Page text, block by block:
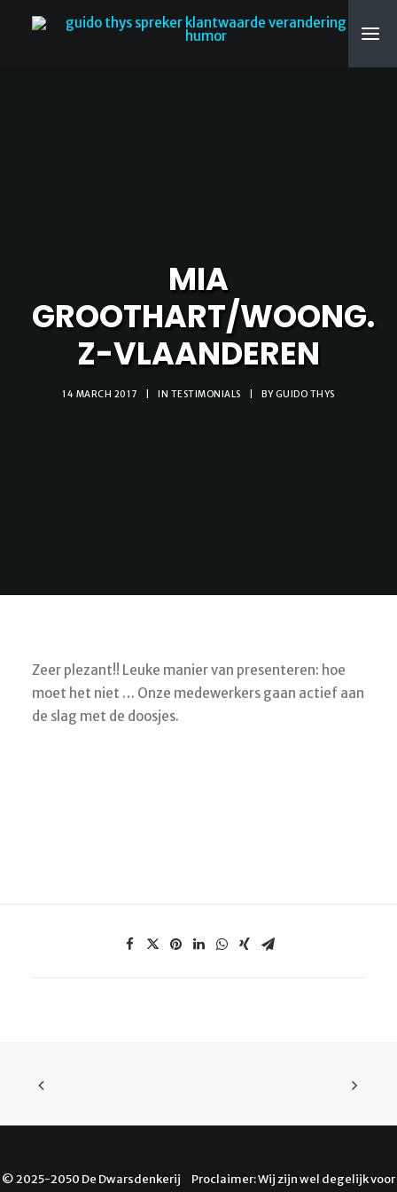
MIA
GROOTHART/WOONG.
Z-VLAANDEREN
14 MARCH 2017 IN TESTIMONIALS BYGUIDO THYS
Zeer plezant!! Leuke manier van presenteren: hoe
moet het niet … Onze medewerkers gaan actief aan
de slag met de doosjes.
© 2025-2050 De Dwarsdenkerij Proclaimer: Wij zijn wel degelijk voor